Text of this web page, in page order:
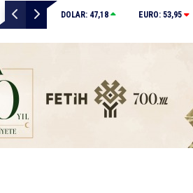
Bursa’da zihinsel engelli adamdan haber alınamıyor
DOLAR: 47,18 EURO: 53,95